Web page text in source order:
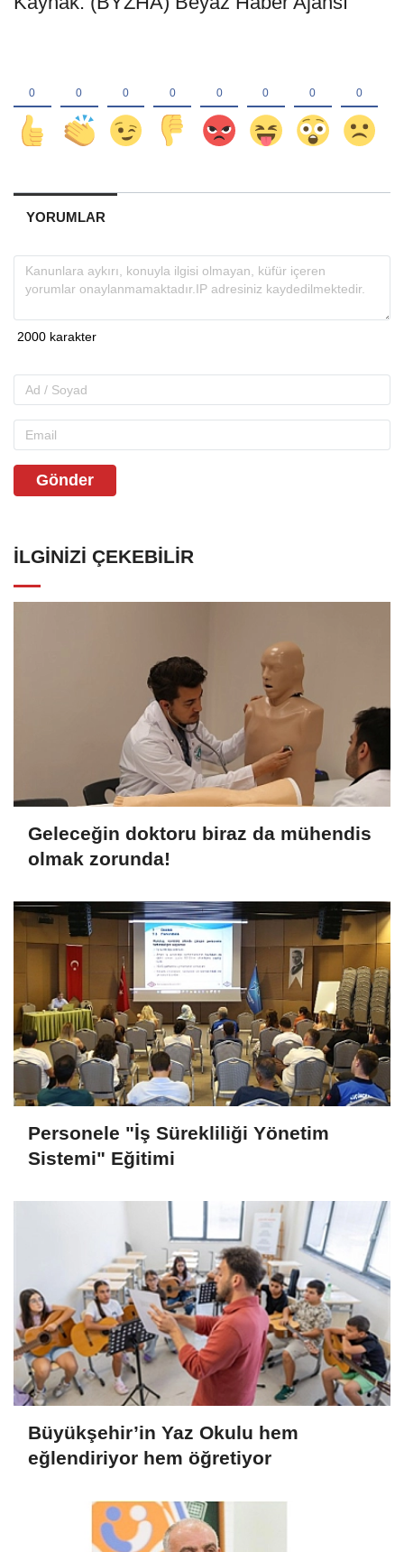
YORUMLAR
Gönder
İLGINIZI ÇEKEBILIR
Geleceğin doktoru biraz da mühendis
olmak zorunda!
Personele "İş Sürekliliği Yönetim
Sistemi" Eğitimi
Büyükşehir’in Yaz Okulu hem
eğlendiriyor hem öğretiyor